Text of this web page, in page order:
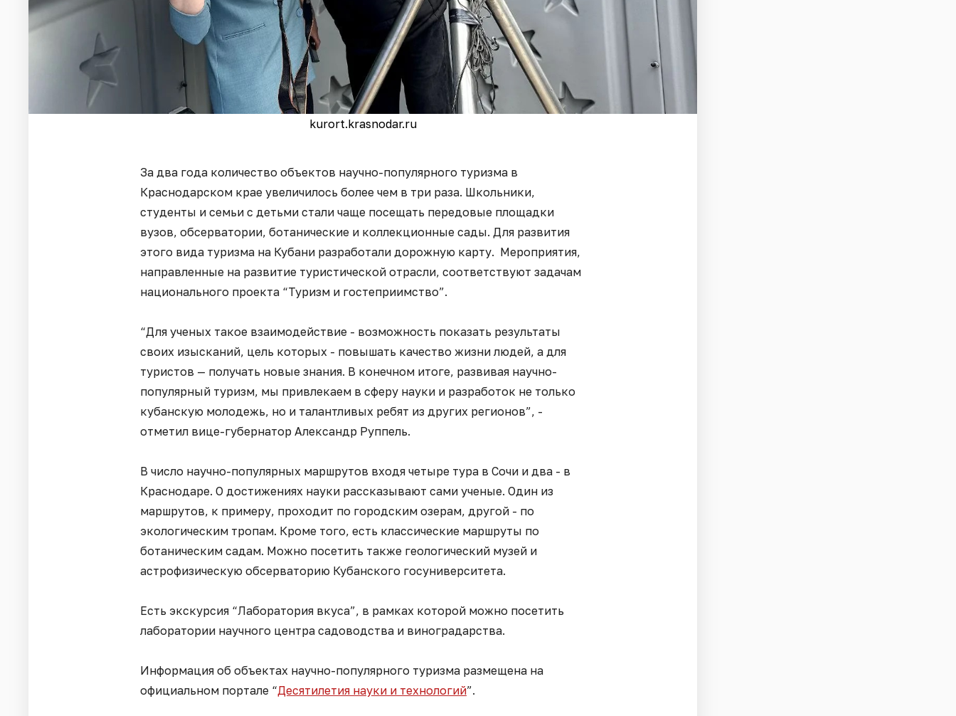
kurort.krasnodar.ru
За два года количество объектов научно-популярного туризма в
Краснодарском крае увеличилось более чем в три раза. Школьники,
студенты и семьи с детьми стали чаще посещать передовые площадки
вузов, обсерватории, ботанические и коллекционные сады. Для развития
этого вида туризма на Кубани разработали дорожную карту. Мероприятия,
направленные на развитие туристической отрасли, соответствуют задачам
национального проекта “Туризм и гостеприимство”.
“Для ученых такое взаимодействие - возможность показать результаты
своих изысканий, цель которых - повышать качество жизни людей, а для
туристов — получать новые знания. В конечном итоге, развивая научно-
популярный туризм, мы привлекаем в сферу науки и разработок не только
кубанскую молодежь, но и талантливых ребят из других регионов”, -
отметил вице-губернатор Александр Руппель.
В число научно-популярных маршрутов входя четыре тура в Сочи и два - в
Краснодаре. О достижениях науки рассказывают сами ученые. Один из
маршрутов, к примеру, проходит по городским озерам, другой - по
экологическим тропам. Кроме того, есть классические маршруты по
ботаническим садам. Можно посетить также геологический музей и
астрофизическую обсерваторию Кубанского госуниверситета.
Есть экскурсия “Лаборатория вкуса”, в рамках которой можно посетить
лаборатории научного центра садоводства и виноградарства.
Информация об объектах научно-популярного туризма размещена на
официальном портале “Десятилетия науки и технологий”.